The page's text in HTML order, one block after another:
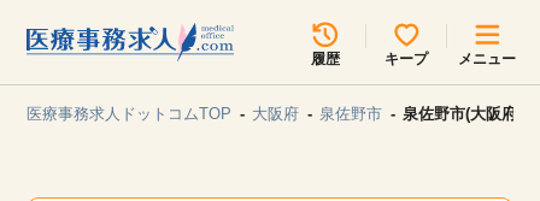
履歴 キープ メニュー
医療事務求人ドットコムTOP 大阪府 泉佐野市 泉佐野市(大阪府)
所在地のエリアを選択してください
各支店担当よりご連絡させていただきます。